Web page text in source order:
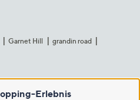
Garnet Hill
grandin road
Erlebnis